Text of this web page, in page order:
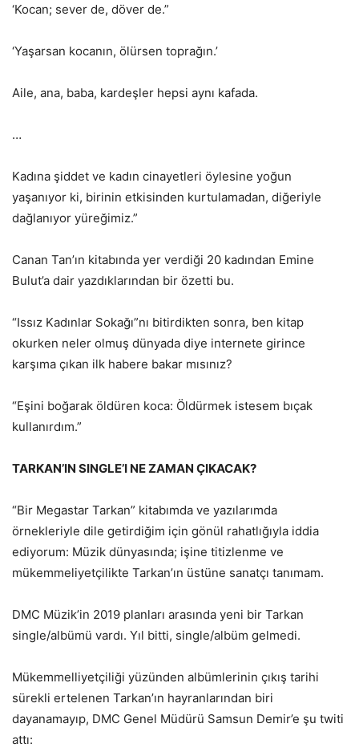
‘Kocan; sever de, döver de.”
‘Yaşarsan kocanın, ölürsen toprağın.’
Aile, ana, baba, kardeşler hepsi aynı kafada.
…
Kadına şiddet ve kadın cinayetleri öylesine yoğun
yaşanıyor ki, birinin etkisinden kurtulamadan, diğeriyle
dağlanıyor yüreğimiz.”
Canan Tan’ın kitabında yer verdiği 20 kadından Emine
Bulut’a dair yazdıklarından bir özetti bu.
“Issız Kadınlar Sokağı”nı bitirdikten sonra, ben kitap
okurken neler olmuş dünyada diye internete girince
karşıma çıkan ilk habere bakar mısınız?
“Eşini boğarak öldüren koca: Öldürmek istesem bıçak
kullanırdım.”
TARKAN’IN SINGLE’I NE ZAMAN ÇIKACAK?
“Bir Megastar Tarkan” kitabımda ve yazılarımda
örnekleriyle dile getirdiğim için gönül rahatlığıyla iddia
ediyorum: Müzik dünyasında; işine titizlenme ve
mükemmeliyetçilikte Tarkan’ın üstüne sanatçı tanımam.
DMC Müzik’in 2019 planları arasında yeni bir Tarkan
single/albümü vardı. Yıl bitti, single/albüm gelmedi.
Mükemmelliyetçiliği yüzünden albümlerinin çıkış tarihi
sürekli ertelenen Tarkan’ın hayranlarından biri
dayanamayıp, DMC Genel Müdürü Samsun Demir’e şu twiti
attı: